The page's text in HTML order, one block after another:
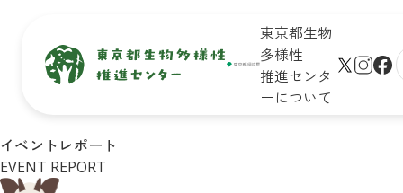
東京都生物
多様性
推進センタ
ーについて
生物多
様性と
は
イベントレポート
EVENT REPORT